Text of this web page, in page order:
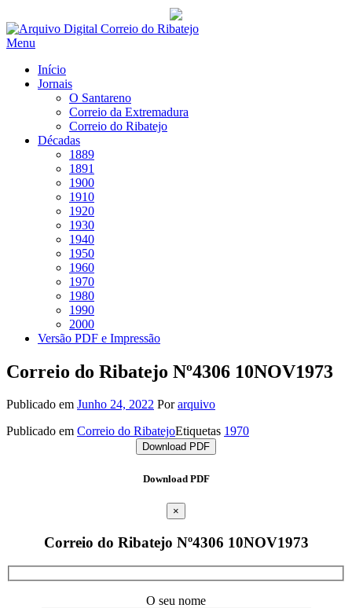
Saltar
para
Menu
Início
Jornais
O Santareno
Correio da Extremadura
Correio do Ribatejo
Décadas
1889
1891
1900
1910
1920
1930
1940
1950
1960
1970
1980
1990
2000
Versão PDF e Impressão
Correio do Ribatejo Nº4306 10NOV1973
Publicado em Junho 24, 2022 Porarquivo
Publicado em Correio do RibatejoEtiquetas 1970
Download PDF
Download PDF
×
Correio do Ribatejo Nº4306 10NOV1973
O seu nome